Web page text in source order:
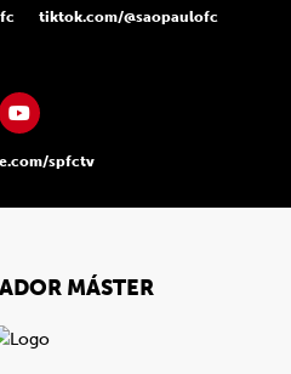
tiktok.com/@saopaulofc
spfctv
MÁSTER